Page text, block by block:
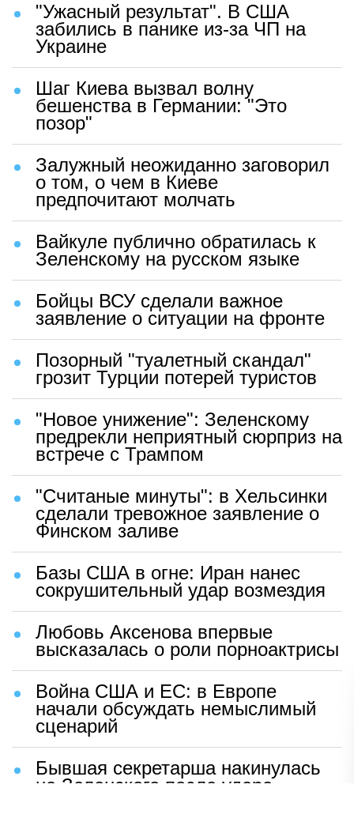
"Ужасный результат". В США
забились в панике из-за ЧП на
Украине
Шаг Киева вызвал волну
бешенства в Германии: "Это
позор"
Залужный неожиданно заговорил
о том, о чем в Киеве
предпочитают молчать
Вайкуле публично обратилась к
Зеленскому на русском языке
Бойцы ВСУ сделали важное
заявление о ситуации на фронте
Позорный "туалетный скандал"
грозит Турции потерей туристов
"Новое унижение": Зеленскому
предрекли неприятный сюрприз на
встрече с Трампом
"Считаные минуты": в Хельсинки
сделали тревожное заявление о
Финском заливе
Базы США в огне: Иран нанес
сокрушительный удар возмездия
Любовь Аксенова впервые
высказалась о роли порноактрисы
Война США и ЕС: в Европе
начали обсуждать немыслимый
сценарий
Бывшая секретарша накинулась
на Зеленского после удара